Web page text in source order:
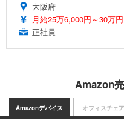
大阪府
月給25万6,000円～30万円
正社員
Amazon
Amazonデバイス オフィスチェア